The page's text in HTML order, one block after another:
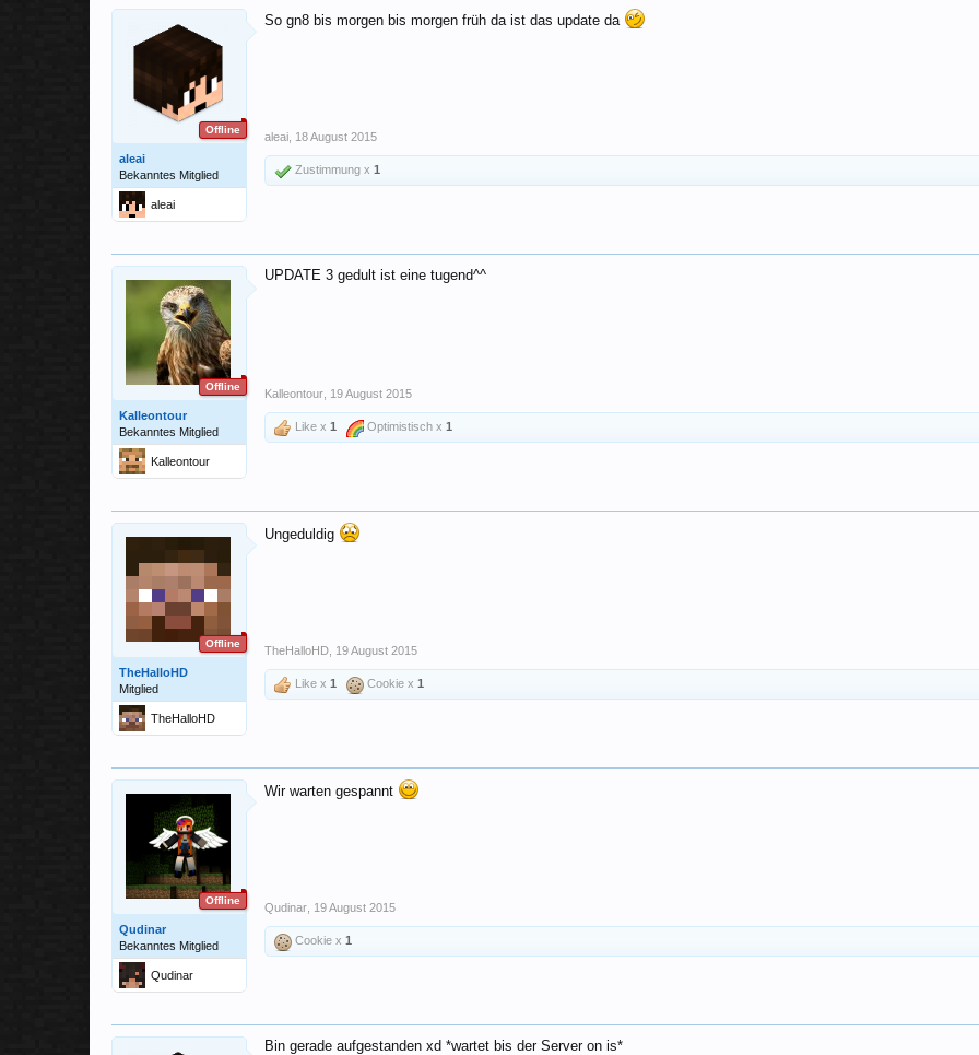
Offline
aleai
Bekanntes Mitglied
aleai
So gn8 bis morgen bis morgen früh da ist das update da
aleai 18 August 2015
Zustimmung x 1
Offline
Kalleontour
Bekanntes Mitglied
Kalleontour
UPDATE 3 gedult ist eine tugend^^
Kalleontour 19 August 2015
Like x 1 Optimistisch x 1
Offline
TheHalloHD
Mitglied
TheHalloHD
Ungeduldig
TheHalloHD 19 August 2015
Like x 1 Cookie x 1
Offline
Qudinar
Bekanntes Mitglied
Qudinar
Wir warten gespannt
Qudinar 19 August 2015
Cookie x 1
Bin gerade aufgestanden xd *wartet bis der Server on is*